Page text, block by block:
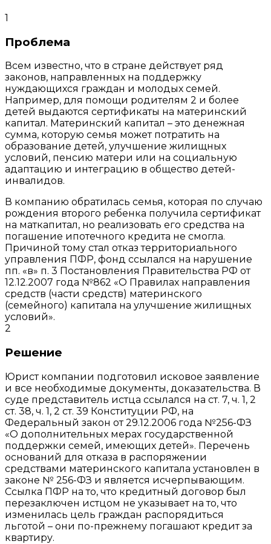
1
Проблема
Всем известно, что в стране действует ряд
законов, направленных на поддержку
нуждающихся граждан и молодых семей.
Например, для помощи родителям 2 и более
детей выдаются сертификаты на материнский
капитал. Материнский капитал – это денежная
сумма, которую семья может потратить на
образование детей, улучшение жилищных
условий, пенсию матери или на социальную
адаптацию и интеграцию в общество детей-
инвалидов.
В компанию обратилась семья, которая по случаю
рождения второго ребенка получила сертификат
на маткапитал, но реализовать его средства на
погашение ипотечного кредита не смогла.
Причиной тому стал отказ территориального
управления ПФР, фонд ссылался на нарушение
пп. «в» п. 3 Постановления Правительства РФ от
12.12.2007 года №862 «О Правилах направления
средств (части средств) материнского
(семейного) капитала на улучшение жилищных
условий».
2
Решение
Юрист компании подготовил исковое заявление
и все необходимые документы, доказательства. В
суде представитель истца ссылался на ст. 7, ч. 1, 2
ст. 38, ч. 1, 2 ст. 39 Конституции РФ, на
Федеральный закон от 29.12.2006 года №256-ФЗ
«О дополнительных мерах государственной
поддержки семей, имеющих детей». Перечень
оснований для отказа в распоряжении
средствами материнского капитала установлен в
законе № 256-ФЗ и является исчерпывающим.
Ссылка ПФР на то, что кредитный договор был
перезаключен истцом не указывает на то, что
изменилась цель граждан распорядиться
льготой – они по-прежнему погашают кредит за
квартиру.